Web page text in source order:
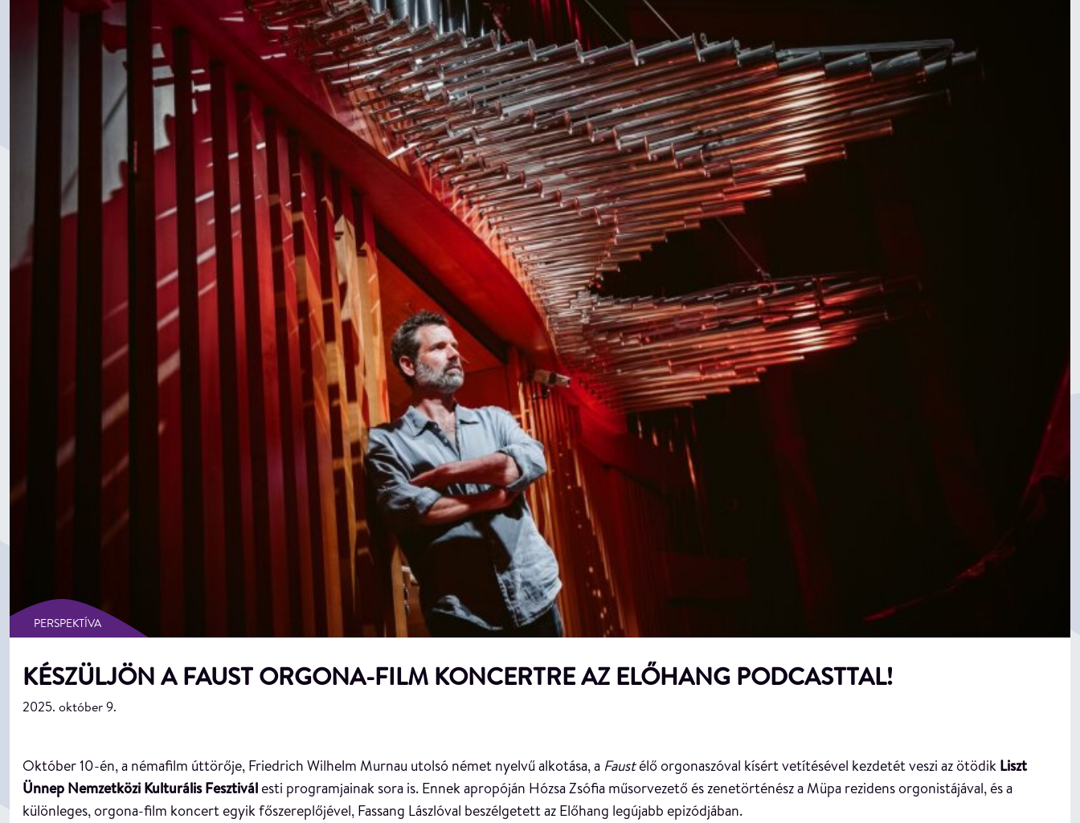
PERSPEKTÍVA
KÉSZÜLJÖN A FAUST ORGONA-FILM KONCERTRE AZ ELŐHANG PODCASTTAL!
2025. október 9.
Október 10-én, a némafilm úttörője, Friedrich Wilhelm Murnau utolsó német nyelvű alkotása, a Faustélő orgonaszóval kísért vetítésével kezdetét veszi az ötödik Liszt
Ünnep Nemzetközi Kulturális Fesztivál esti programjainak sora is. Ennek apropóján Hózsa Zsófia műsorvezető és zenetörténész a Müpa rezidens orgonistájával, és a
különleges, orgona-film koncert egyik főszereplőjével, Fassang Lászlóval beszélgetett az Előhang legújabb epizódjában.